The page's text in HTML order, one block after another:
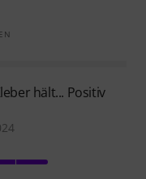
hält... Positiv